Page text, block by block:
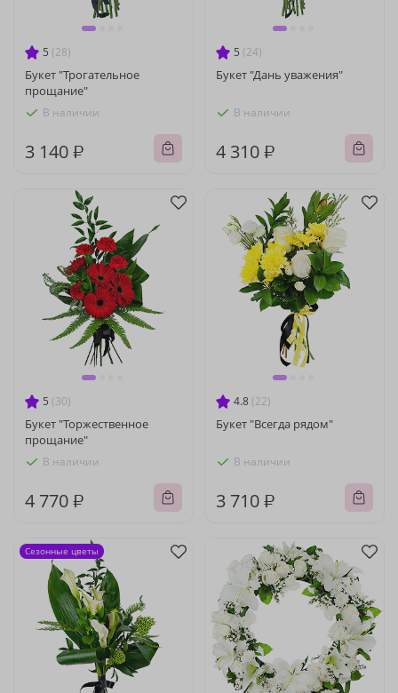
5 (28)
Букет "Трогательное
прощание"
В наличии
3 140 ₽
5 (24)
Букет "Дань уважения"
В наличии
4 310 ₽
5 (30)
Букет "Торжественное
прощание"
В наличии
4 770 ₽
4.8 (22)
Букет "Всегда рядом"
В наличии
3 710 ₽
Сезонные цветы